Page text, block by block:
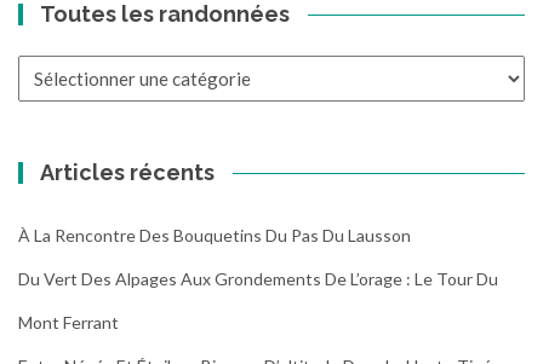
Toutes les randonnées
Articles récents
À La Rencontre Des Bouquetins Du Pas Du Lausson
Du Vert Des Alpages Aux Grondements De L’orage : Le Tour Du
Mont Ferrant